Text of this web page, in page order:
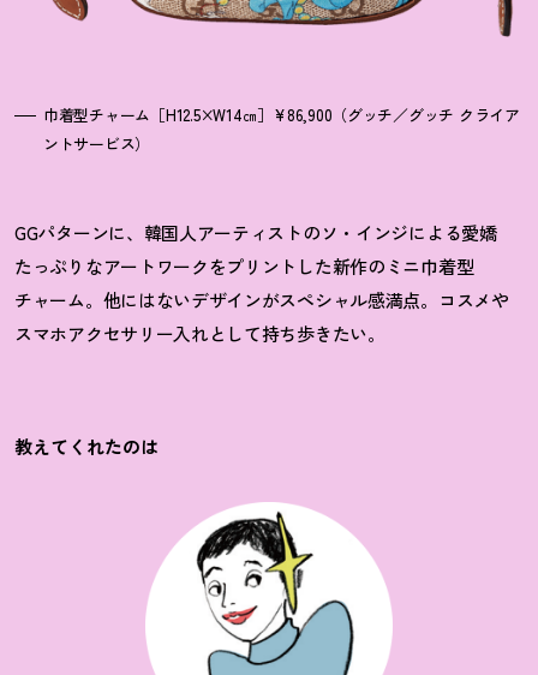
巾着型チャーム［H12.5×W14㎝］¥86,900（グッチ／グッチ クライア
ントサービス）
GGパターンに、韓国人アーティストのソ・インジによる愛嬌
たっぷりなアートワークをプリントした新作のミニ巾着型
チャーム。他にはないデザインがスペシャル感満点。コスメや
スマホアクセサリー入れとして持ち歩きたい。
教えてくれたのは